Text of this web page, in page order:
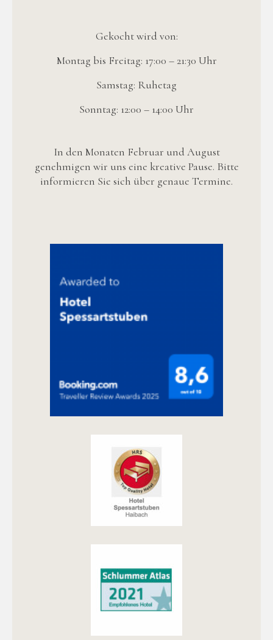
Gekocht wird von:
Montag bis Freitag: 17:00 – 21:30 Uhr
Samstag: Ruhetag
Sonntag: 12:00 – 14:00 Uhr
In den Monaten Februar und August
genehmigen wir uns eine kreative Pause. Bitte
informieren Sie sich über genaue Termine.